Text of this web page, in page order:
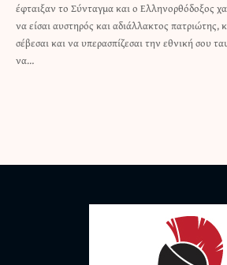
έφταιξαν το Σύνταγμα και ο Ελληνορθόδοξος
να είσαι αυστηρός και αδιάλλακτος πατριώτης,
σέβεσαι και να υπερασπίζεσαι την εθνική σου
να…